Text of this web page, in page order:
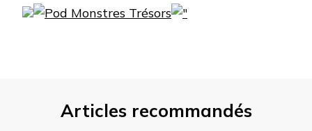
Articles recommandés